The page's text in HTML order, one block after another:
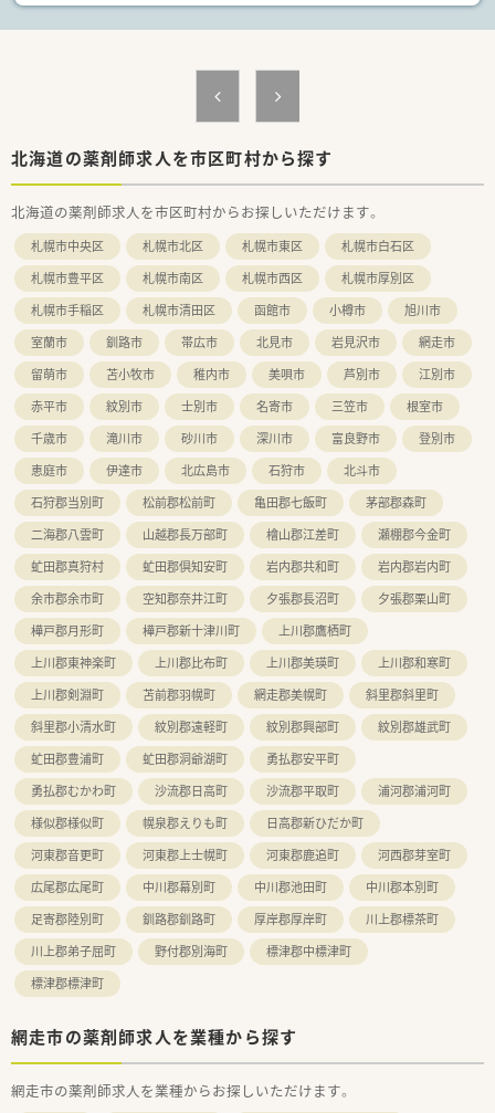
剤師取得をバックアップしています。
■充実した研修制度のもと、管理薬剤師や専門薬剤師へと着実に
【やりがい/おすすめポイント】
■地域密着型店舗の割合が高く、地域住民の健康保持増進を支援
するという使命感を持って仕事に取り組めます。
■服薬期間中のフォローをLINEや電話で行うなど、患者様と継
続的に繋がるかかりつけ薬剤師として活躍できます。
■医療モール開発など地域医療インフラ構築にも関わる大手グ
ループのため、スケールの大きな仕事にやりがいを感じられま
■産休・育休の取得実績が多数あり、復帰率は97%と高く、子育
てサポート体制が整っているのが特徴です。
北海道の薬剤師求人を市区町村から探す
北海道の薬剤師求人を市区町村からお探しいただけます。
札幌市中央区 札幌市北区 札幌市東区
札幌市白石区
札幌市豊平区
札幌市南区 札幌市西区
札幌市厚別区
札幌市手稲区
札幌市清田区 函館市 小樽市
旭川市
室蘭市
釧路市 帯広市 北見市 岩見沢市
網走市
留萌市
苫小牧市 稚内市 美唄市 芦別市
江別市
赤平市
紋別市 士別市 名寄市 三笠市
根室市
千歳市
滝川市 砂川市 深川市 富良野市
登別市
恵庭市
伊達市 北広島市 石狩市
北斗市
石狩郡当別町
松前郡松前町 亀田郡七飯町
茅部郡森町
二海郡八雲町
山越郡長万部町 檜山郡江差町
瀬棚郡今金町
虻田郡真狩村
虻田郡倶知安町 岩内郡共和町
岩内郡岩内町
余市郡余市町
空知郡奈井江町 夕張郡長沼町
夕張郡栗山町
樺戸郡月形町
樺戸郡新十津川町
上川郡鷹栖町
上川郡東神楽町
上川郡比布町 上川郡美瑛町
上川郡和寒町
上川郡剣淵町
苫前郡羽幌町 網走郡美幌町
斜里郡斜里町
斜里郡小清水町
紋別郡遠軽町 紋別郡興部町
紋別郡雄武町
虻田郡豊浦町
虻田郡洞爺湖町
勇払郡安平町
勇払郡むかわ町
沙流郡日高町 沙流郡平取町
浦河郡浦河町
様似郡様似町
幌泉郡えりも町
日高郡新ひだか町
河東郡音更町
河東郡上士幌町 河東郡鹿追町
河西郡芽室町
広尾郡広尾町
中川郡幕別町 中川郡池田町
中川郡本別町
足寄郡陸別町
釧路郡釧路町 厚岸郡厚岸町
川上郡標茶町
川上郡弟子屈町
野付郡別海町
標津郡中標津町
標津郡標津町
網走市の薬剤師求人を業種から探す
網走市の薬剤師求人を業種からお探しいただけます。